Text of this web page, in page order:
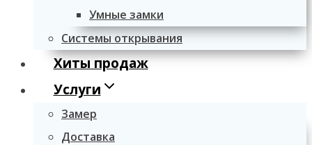
Умные замки
Системы открывания
Хиты продаж
Услуги
Замер
Доставка